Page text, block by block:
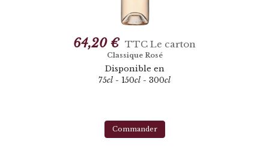
64,20 € TTC Le carton
Classique Rosé
Disponible en
75cl - 150cl - 300cl
Commander